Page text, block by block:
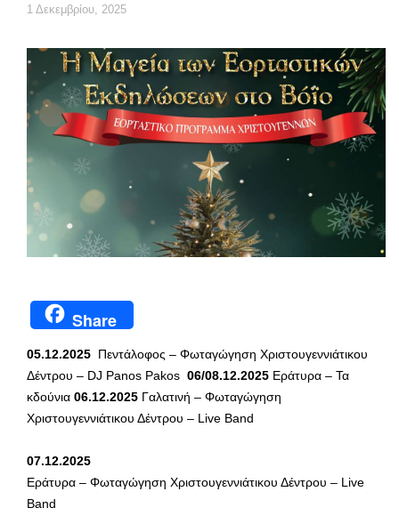
1 Δεκεμβρίου, 2025
Share
05.12.2025 Πεντάλοφος – Φωταγώγηση Χριστουγεννιάτικου
Δέντρου – DJ Panos Pakos 06/08.12.2025 Εράτυρα – Τα
κδούνια 06.12.2025 Γαλατινή – Φωταγώγηση
Χριστουγεννιάτικου Δέντρου – Live Band
07.12.2025
Εράτυρα – Φωταγώγηση Χριστουγεννιάτικου Δέντρου – Live
Band